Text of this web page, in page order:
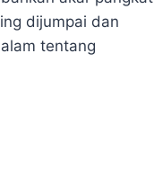
dijumpai dan
tentang